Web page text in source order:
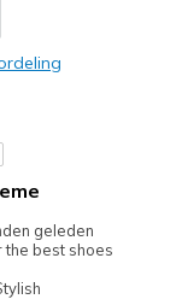
Feels true to width
Feels true to size
Shoes are for Wearing
geleden
the best shoes